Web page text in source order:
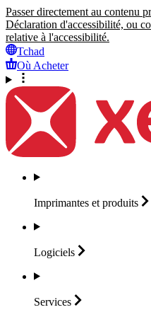
Passer directement au contenu
Déclaration d'accessibilité, ou
relative à l'accessibilité.
Tchad
Où Acheter
Imprimantes et produits
Logiciels
Services